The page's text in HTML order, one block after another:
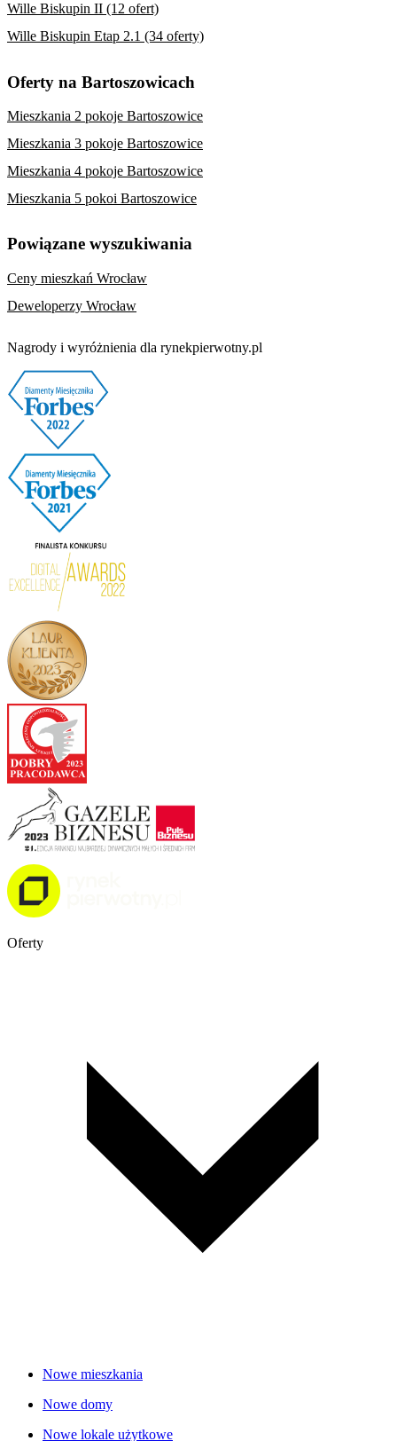
Wille Biskupin II (12 ofert)
Wille Biskupin Etap 2.1 (34 oferty)
Oferty na Bartoszowicach
Mieszkania 2 pokoje Bartoszowice
Mieszkania 3 pokoje Bartoszowice
Mieszkania 4 pokoje Bartoszowice
Mieszkania 5 pokoi Bartoszowice
Powiązane wyszukiwania
Ceny mieszkań Wrocław
Deweloperzy Wrocław
Nagrody i wyróżnienia dla rynekpierwotny.pl
Oferty
Nowe mieszkania
Nowe domy
Nowe lokale użytkowe